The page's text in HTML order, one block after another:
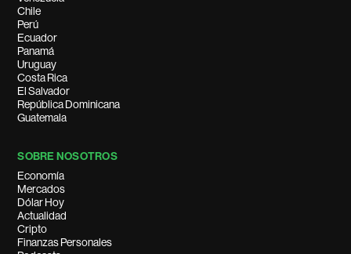
Chile
Perú
Ecuador
Panamá
Uruguay
Costa Rica
El Salvador
República Dominicana
Guatemala
SOBRE NOSOTROS
Economía
Mercados
Dólar Hoy
Actualidad
Cripto
Finanzas Personales